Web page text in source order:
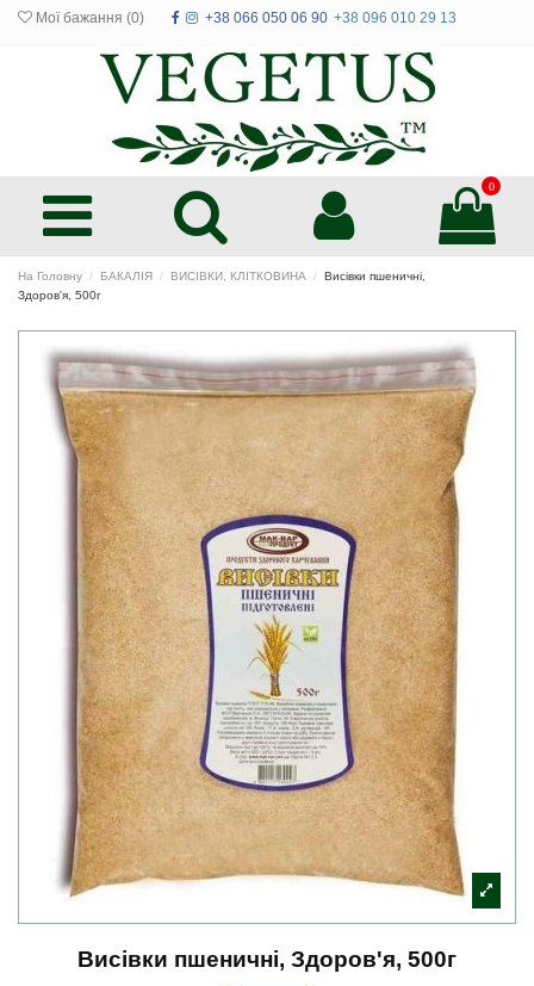
Мої бажання (0) +38 066 050 06 90 +38 096 010 29 13
0
На Головну БАКАЛІЯ ВИСІВКИ, КЛІТКОВИНА
Висівки пшеничні,
Здоров'я, 500г
Висівки пшеничні, Здоров'я, 500г